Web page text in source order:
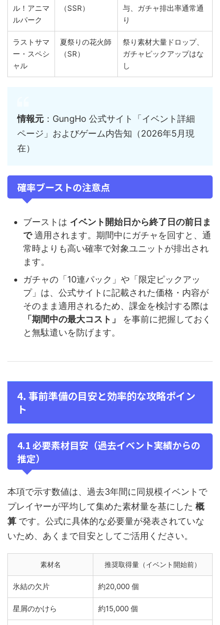
ル！アニマ
ルパーク
（SSR）
与、ガチャ排出率通常通
り
ラストサマ
ー・スペシ
ャル
夏祭りの花火師
（SR）
祭り素材大量ドロップ、
ガチャピックアップはな
し
情報元 ：GungHo 公式サイト「イベント詳細
ページ」およびゲーム内告知（2026年5月現
在）
確率ブーストの注意点
ブーストは イベント開始日から終了日の前日ま
で適用されます。期間中にガチャを回すと、通
常時よりも高い確率で対象ユニットが排出され
ます。
ガチャの「10連パック」や「限定ピックアッ
プ」は、公式サイトに記載された価格・内容が
そのまま適用されるため、課金を検討する際は
「期間中の最大コスト」
を事前に把握しておく
と無駄遣いを防げます。
4. 事前準備の目安と効率的な攻略ポイン
ト
4.1 必要素材目安（過去イベント実績からの
推定）
本項で示す数値は、過去3年間に同規模イベントで
プレイヤーが平均して集めた素材量を基にした 概
算 です。公式に具体的な必要量が発表されていな
いため、あくまで目安としてご活用ください。
素材名 推奨取得量（イベント開始前）
氷結の欠片 約20,000 個
星屑のかけら 約15,000 個